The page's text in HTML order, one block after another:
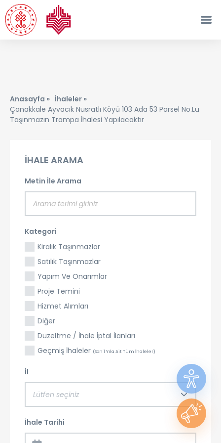
Anasayfa » İhaleler »
Çanakkale Ayvacık Nusratlı Köyü 103 Ada 53 Parsel No.lu
Taşınmazın Trampa İhalesi Yapılacaktır
İHALE ARAMA
Metin İle Arama
Kategori
Kiralık Taşınmazlar
Satılık Taşınmazlar
Yapım Ve Onarımlar
Proje Temini
Hizmet Alımları
Diğer
Düzeltme / İhale İptal İlanları
Geçmiş İhaleler (Son 1 Yıla Ait Tüm İhaleler)
İl
Lütfen seçiniz
İhale Tarihi